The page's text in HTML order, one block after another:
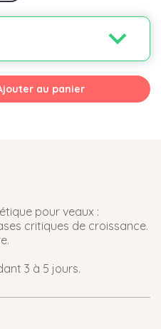
expand_more
au panier
pour veaux :
critiques de croissance.
3 à 5 jours.